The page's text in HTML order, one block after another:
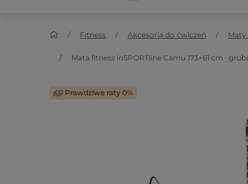
Fitness Akcesoria do ćwiczeń Maty
Mata fitness inSPORTline Camu 173×61 cm ∙
Prawdziwe raty 0%